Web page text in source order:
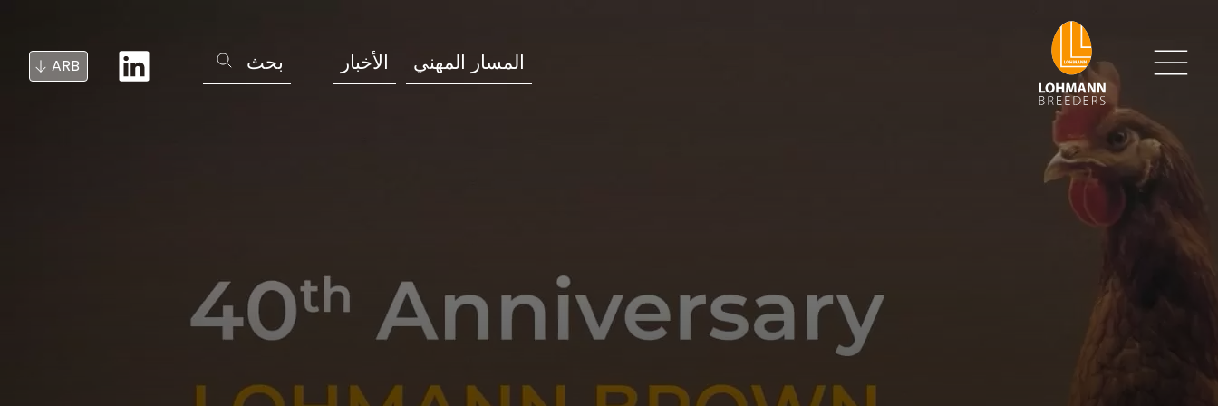
المسار المهني الأخبار بحث ARB